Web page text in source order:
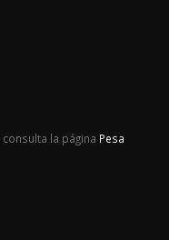
la página Pesa